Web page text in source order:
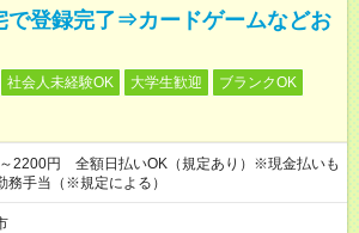
で登録完了⇒カードゲームなどお
社会人未経験OK 大学生歓迎
ブランクOK
2200円 全額日払いOK（規定あり）※現金払いも
手当（※規定による）